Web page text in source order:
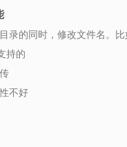
录的同时，修改文件名。比
持的
不好